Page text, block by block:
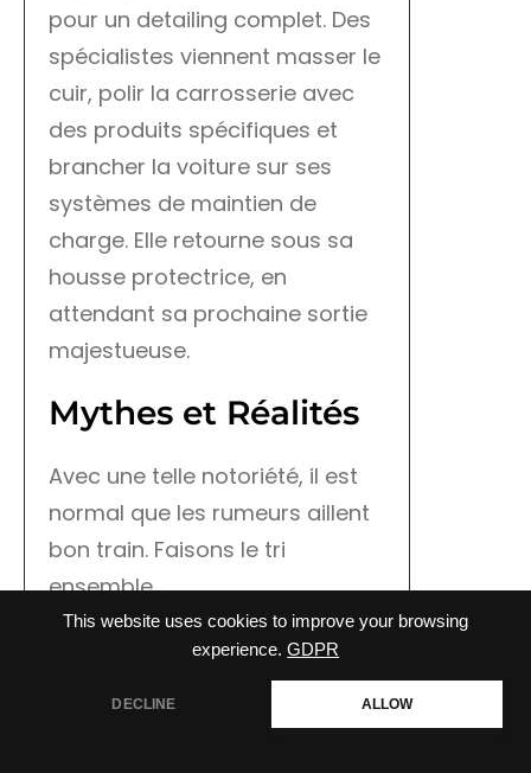
This website uses cookies to improve your browsing
experience. GDPR
DECLINE ALLOW
pour un detailing complet. Des
spécialistes viennent masser le
cuir, polir la carrosserie avec
des produits spécifiques et
brancher la voiture sur ses
systèmes de maintien de
charge. Elle retourne sous sa
housse protectrice, en
attendant sa prochaine sortie
majestueuse.
Mythes et Réalités
Avec une telle notoriété, il est
normal que les rumeurs aillent
bon train. Faisons le tri
ensemble.
Cristiano Ronaldo est
le propriétaire de cette voiture.
Réalité :C’est une rumeur